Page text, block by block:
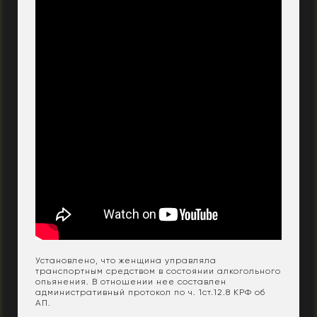
Установлено, что женщина управляла
транспортным средством в состоянии алкогольного
опьянения. В отношении нее составлен
административный протокол по ч. 1ст.12.8 КРФ об
АП.